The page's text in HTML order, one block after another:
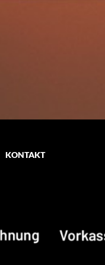
KONTAKT